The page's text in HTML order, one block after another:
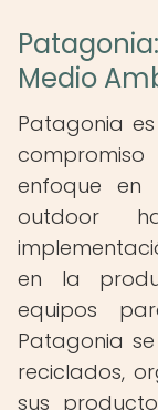
Medio
Patagonia
enfoque en
outdoor
en la
equipos
Patagonia
reciclados,
sus